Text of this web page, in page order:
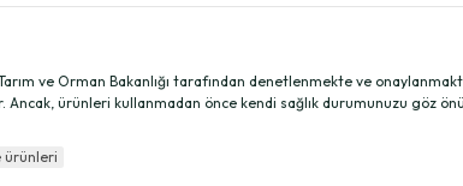
ve Orman Bakanlığı tarafından denetlenmekte ve
Ancak, ürünleri kullanmadan önce kendi sağlık durumunuzu göz
ürünleri